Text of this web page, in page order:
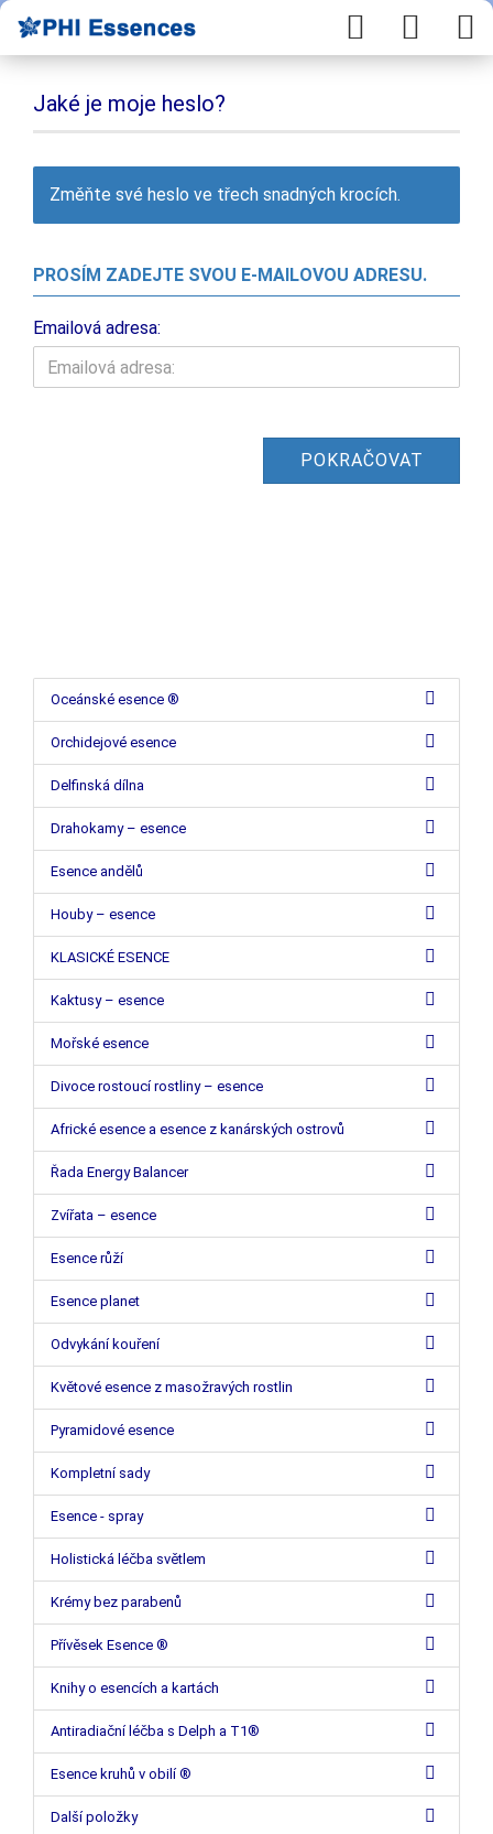
Jaké je moje heslo?
Změňte své heslo ve třech snadných krocích.
PROSÍM ZADEJTE SVOU E-MAILOVOU ADRESU.
Emailová adresa:
POKRAČOVAT
Oceánské esence ®
Orchidejové esence
Delfinská dílna
Drahokamy – esence
Esence andělů
Houby – esence
KLASICKÉ ESENCE
Kaktusy – esence
Mořské esence
Divoce rostoucí rostliny – esence
Africké esence a esence z kanárských ostrovů
Řada Energy Balancer
Zvířata – esence
Esence růží
Esence planet
Odvykání kouření
Květové esence z masožravých rostlin
Pyramidové esence
Kompletní sady
Esence - spray
Holistická léčba světlem
Krémy bez parabenů
Přívěsek Esence ®
Knihy o esencích a kartách
Antiradiační léčba s Delph a T1®
Esence kruhů v obilí ®
Další položky